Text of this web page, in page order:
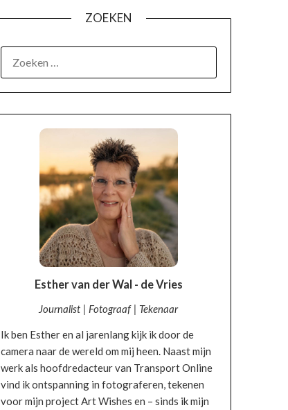
ZOEKEN
OVER MIJ
Esther van der Wal - de Vries
Journalist | Fotograaf | Tekenaar
Ik ben Esther en al jarenlang kijk ik door de
camera naar de wereld om mij heen. Naast mijn
werk als hoofdredacteur van Transport Online
vind ik ontspanning in fotograferen, tekenen
voor mijn project Art Wishes en – sinds ik mijn